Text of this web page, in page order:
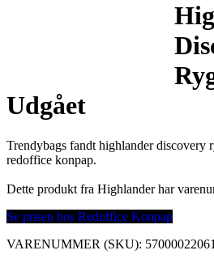
Udgået
Trendybags fandt highlander discovery
redoffice konpap.
Dette produkt fra Highlander har
Se prisen hos Redoffice Konpap
VARENUMMER (SKU):